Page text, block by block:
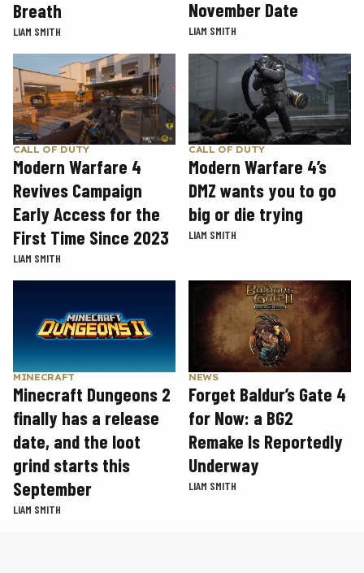
Breath
LIAM SMITH
November Date
LIAM SMITH
CALL OF DUTY
Modern Warfare 4
Revives Campaign
Early Access for the
First Time Since 2023
LIAM SMITH
CALL OF DUTY
Modern Warfare 4’s
DMZ wants you to go
big or die trying
LIAM SMITH
MINECRAFT
Minecraft Dungeons 2
finally has a release
date, and the loot
grind starts this
September
LIAM SMITH
NEWS
Forget Baldur’s Gate 4
for Now: a BG2
Remake Is Reportedly
Underway
LIAM SMITH